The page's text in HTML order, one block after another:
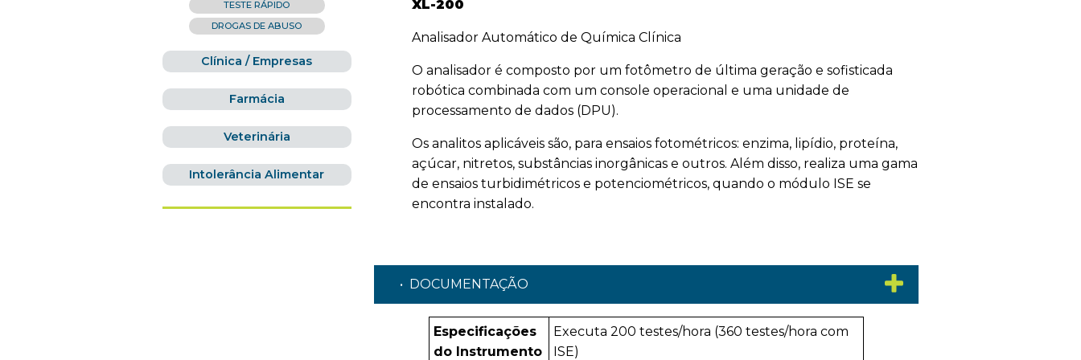
TESTE RÁPIDO
DROGAS DE ABUSO
Clínica / Empresas
Farmácia
Veterinária
Intolerância Alimentar
XL-200
Analisador Automático de Química Clínica
O analisador é composto por um fotômetro de última geração e sofisticada
robótica combinada com um console operacional e uma unidade de
processamento de dados (DPU).
Os analitos aplicáveis são, para ensaios fotométricos: enzima, lipídio, proteína,
açúcar, nitretos, substâncias inorgânicas e outros. Além disso, realiza uma gama
de ensaios turbidimétricos e potenciométricos, quando o módulo ISE se
encontra instalado.
• DOCUMENTAÇÃO
Especificações
do Instrumento
Executa 200 testes/hora (360 testes/hora com
ISE)